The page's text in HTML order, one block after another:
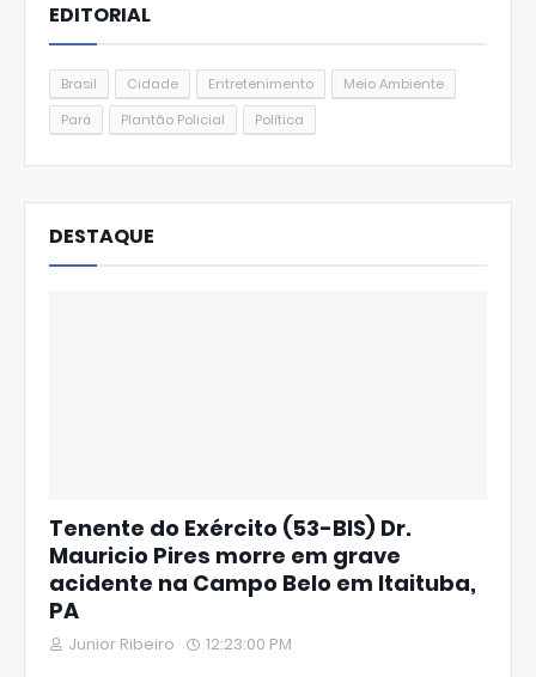
EDITORIAL
Brasil Cidade Entretenimento
Meio Ambiente
Pará
Plantão Policial Política
DESTAQUE
Tenente do Exército (53-BIS) Dr.
Mauricio Pires morre em grave
acidente na Campo Belo em Itaituba,
PA
Junior Ribeiro 12:23:00 PM